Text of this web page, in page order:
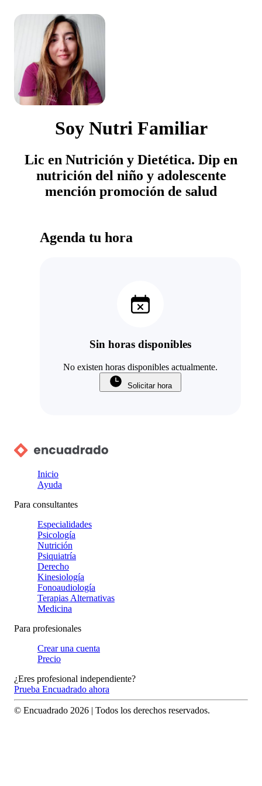
Soy Nutri Familiar
Lic en Nutrición y Dietética. Dip en
nutrición del niño y adolescente
mención promoción de salud
Agenda tu hora
Sin horas disponibles
No existen horas disponibles actualmente.
Solicitar hora
Inicio
Ayuda
Para consultantes
Especialidades
Psicología
Nutrición
Psiquiatría
Derecho
Kinesiología
Fonoaudiología
Terapias Alternativas
Medicina
Para profesionales
Crear una cuenta
Precio
¿Eres profesional independiente?
Prueba Encuadrado ahora
© Encuadrado 2026 | Todos los derechos reservados.